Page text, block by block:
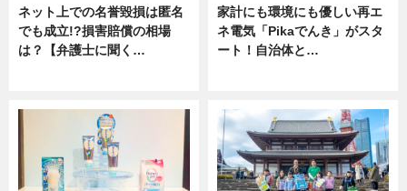
ネット上での名誉毀損は匿名
でも成立!?損害賠償の相場
は？【弁護士に聞く…
家計にも環境にも優しい再エ
ネ電気「Pikaでんき」がスタ
ート！自治体と…